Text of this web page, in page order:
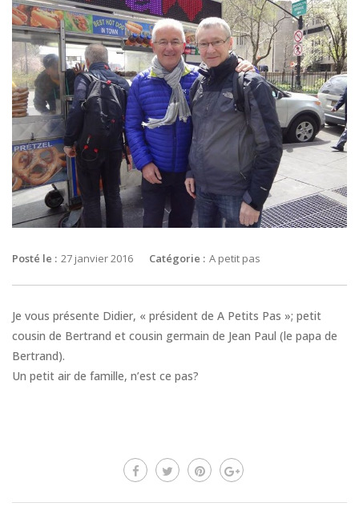
Posté le : 27 janvier 2016 Catégorie : A petit pas
Je vous présente Didier, « président de A Petits Pas »; petit
cousin de Bertrand et cousin germain de Jean Paul (le papa de
Bertrand).
Un petit air de famille, n’est ce pas?